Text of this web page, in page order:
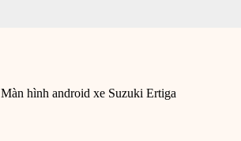
Màn hình android xe Suzuki Ertiga